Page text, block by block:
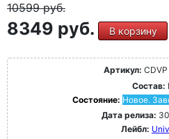
10599руб.
8349 руб. В корзину
Артикул:
Состав:
Состояние: Новое.
Дата релиза:
Лейбл: